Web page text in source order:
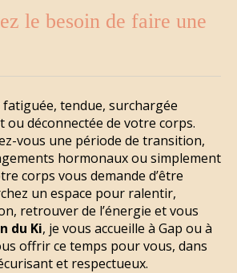
le besoin de faire une
tendue, surchargée
déconnectée de votre corps.
vous une période de transition,
hormonaux ou simplement
corps vous demande d’être
un espace pour ralentir,
retrouver de l’énergie et vous
du Ki, je vous accueille à Gap ou à
offrir ce temps pour vous, dans
et respectueux.